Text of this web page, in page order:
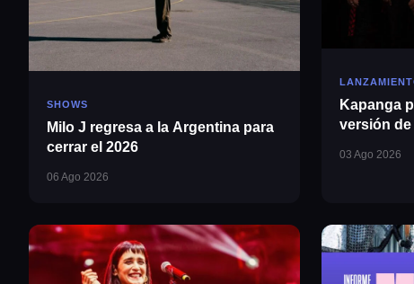
SHOWS
Milo J regresa a la Argentina para
cerrar el 2026
06 Ago 2026
Kapanga
versión de
03 Ago 2026